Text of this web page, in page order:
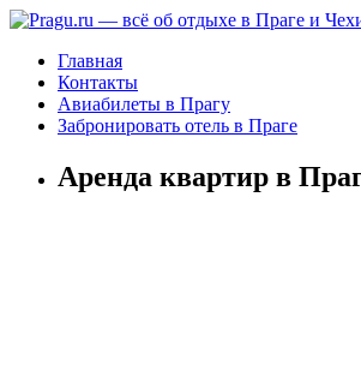
Главная
Контакты
Авиабилеты в Прагу
Забронировать отель в Праге
Аренда квартир в